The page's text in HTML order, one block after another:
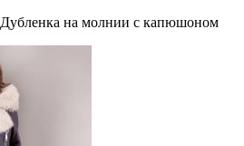
Дубленка на молнии с капюшоном